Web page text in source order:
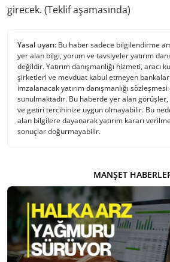
girecek. (Teklif aşamasında)
Yasal uyarı: Bu haber sadece bilgilendirme
yer alan bilgi, yorum ve tavsiyeler yatırım
değildir. Yatırım danışmanlığı hizmeti,
şirketleri ve mevduat kabul etmeyen
imzalanacak yatırım danışmanlığı
sunulmaktadır. Bu haberde yer alan
ve getiri tercihinize uygun olmayabilir. Bu
alan bilgilere dayanarak yatırım kararı
sonuçlar doğurmayabilir.
MANŞET